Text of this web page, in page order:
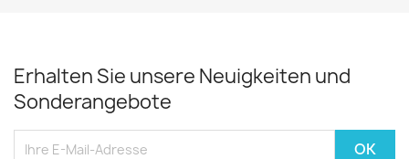
Erhalten Sie unsere Neuigkeiten und
Sonderangebote